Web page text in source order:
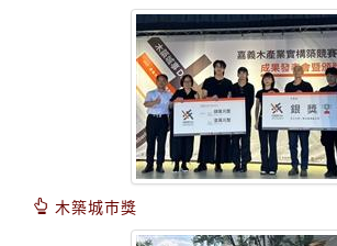
木築城巿獎